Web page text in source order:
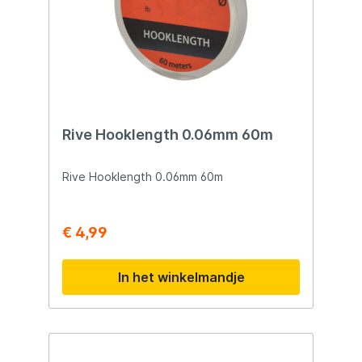
Rive Hooklength 0.06mm 60m
Rive Hooklength 0.06mm 60m
€ 4,99
In het winkelmandje